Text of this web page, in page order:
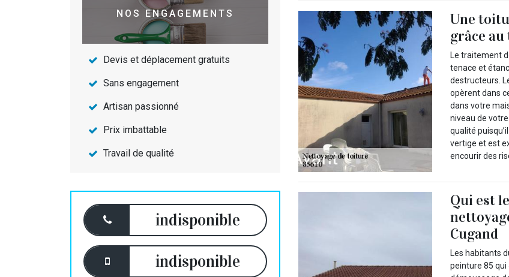
NOS ENGAGEMENTS
Devis et déplacement gratuits
Sans engagement
Artisan passionné
Prix imbattable
Travail de qualité
indisponible
indisponible
Une
grâce
Le traitement
tenace et
destructeurs.
opèrent dans
dans votre
niveau de
qualité
vertige et est
encourir des
Qui est
Cugand
Les habitants
peinture 85